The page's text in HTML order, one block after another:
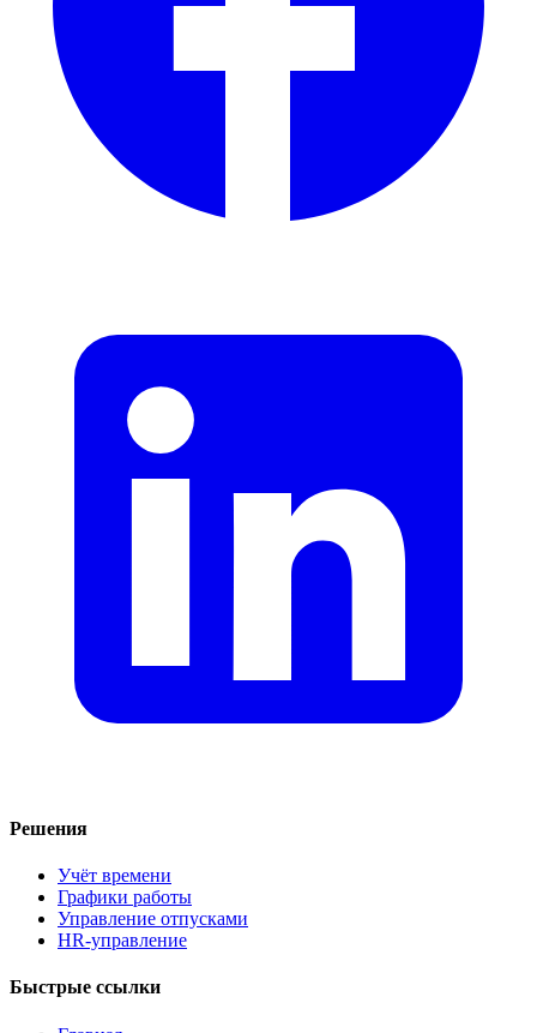
Решения
Учёт времени
Графики работы
Управление отпусками
HR-управление
Быстрые ссылки